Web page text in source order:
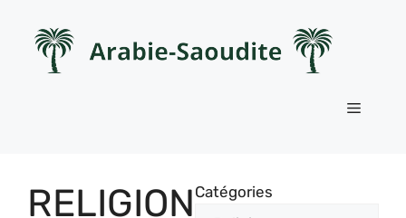
contenu
Menu
RELIGION Catégories